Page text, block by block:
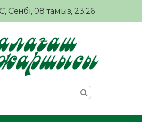
, Сенбі, 08 тамыз, 23:26